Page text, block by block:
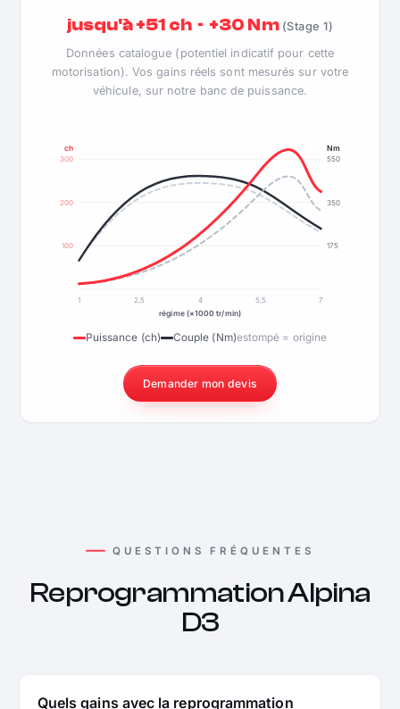
jusqu'à +51 ch · +30 Nm (Stage 1)
Données catalogue (potentiel indicatif pour cette
motorisation). Vos gains réels sont mesurés sur votre
véhicule, sur notre banc de puissance.
100
200
300
175
350
550
ch Nm
1 2,5 4 5,5
7
régime (×1000 tr/min)
Puissance (ch) Couple (Nm)estompé = origine
Demander mon devis
QUESTIONS FRÉQUENTES
Reprogrammation Alpina
D3
Quels gains avec la reprogrammation